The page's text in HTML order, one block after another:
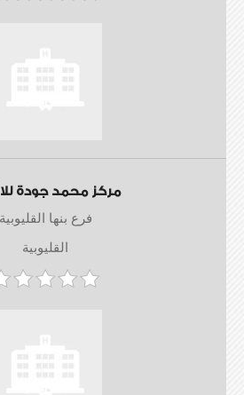
مركز محمد جودة
فرع بنها القليوبية
القليوبية